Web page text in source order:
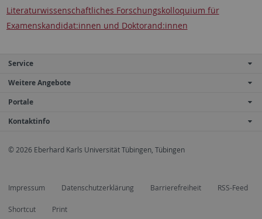
Literaturwissenschaftliches Forschungskolloquium für
Examenskandidat:innen und Doktorand:innen
Service
Weitere Angebote
Portale
Kontaktinfo
© 2026 Eberhard Karls Universität Tübingen, Tübingen
Impressum Datenschutzerklärung Barrierefreiheit RSS-Feed
Shortcut Print